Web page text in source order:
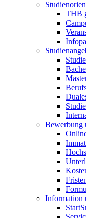
THB
Bewerbung
Information